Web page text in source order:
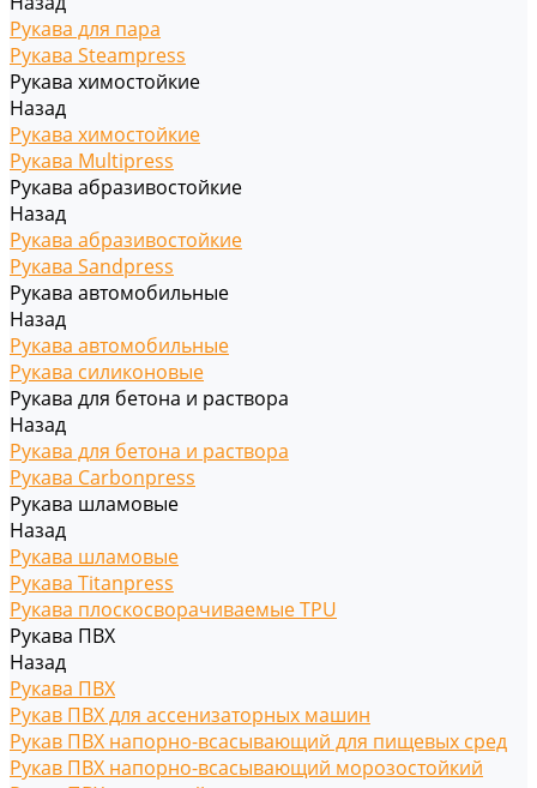
Рукава для пара
Рукава Steampress
Рукава химостойкие
Назад
Рукава химостойкие
Рукава Multipress
Рукава абразивостойкие
Назад
Рукава абразивостойкие
Рукава Sandpress
Рукава автомобильные
Назад
Рукава автомобильные
Рукава силиконовые
Рукава для бетона и раствора
Назад
Рукава для бетона и раствора
Рукава Carbonpress
Рукава шламовые
Назад
Рукава шламовые
Рукава Titanpress
Рукава плоскосворачиваемые TPU
Рукава ПВХ
Назад
Рукава ПВХ
Рукав ПВХ для ассенизаторных машин
Рукав ПВХ напорно-всасывающий для пищевых сред
Рукав ПВХ напорно-всасывающий морозостойкий